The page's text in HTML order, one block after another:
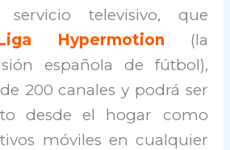
servicio televisivo, que
Hypermotion (la
española de fútbol),
200 canales y podrá ser
desde el hogar como
móviles en cualquier